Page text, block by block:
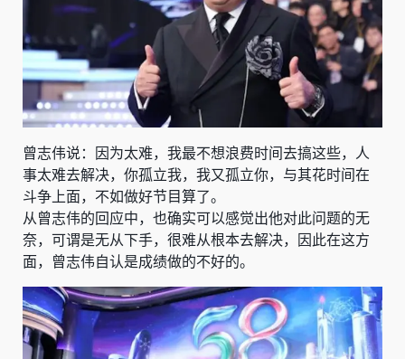
曾志伟说：因为太难，我最不想浪费时间去搞这些，人
事太难去解决，你孤立我，我又孤立你，与其花时间在
斗争上面，不如做好节目算了。
从曾志伟的回应中，也确实可以感觉出他对此问题的无
奈，可谓是无从下手，很难从根本去解决，因此在这方
面，曾志伟自认是成绩做的不好的。